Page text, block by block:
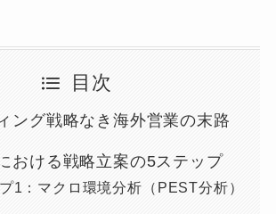
目次
ング戦略なき海外営業の末路
おける戦略立案の5ステップ
1：マクロ環境分析（PEST分析）